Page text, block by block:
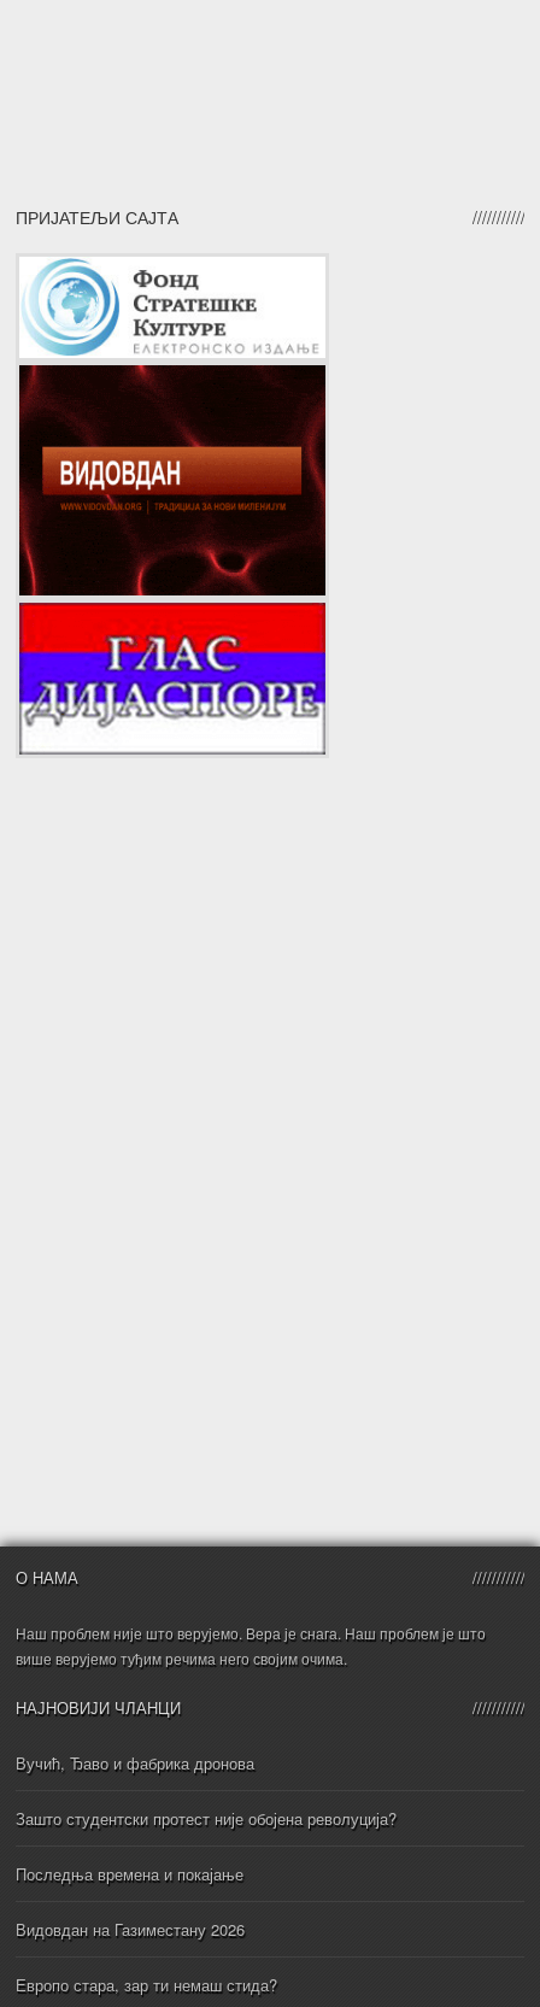
ПРИЈАТЕЉИ САЈТА
О НАМА
Наш проблем није што верујемо. Вера је снага. Наш проблем је што
више верујемо туђим речима него својим очима.
НАЈНОВИЈИ ЧЛАНЦИ
Вучић, Ђаво и фабрика дронова
Зашто студентски протест није обојена револуција?
Последња времена и покајање
Видовдан на Газиместану 2026
Европо стара, зар ти немаш стида?